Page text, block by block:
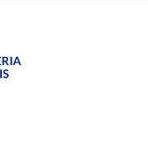
construção ou
com seu estilo de